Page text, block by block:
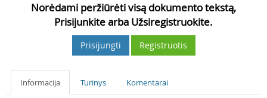
Norėdami peržiūrėti visą dokumento tekstą,
Prisijunkite arba Užsiregistruokite.
Prisijungti Registruotis
Informacija Turinys Komentarai